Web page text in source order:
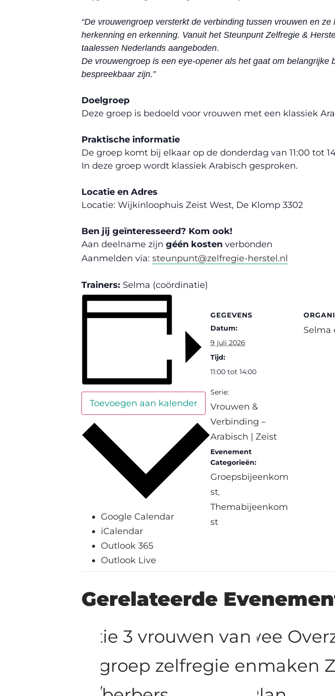
“De vrouwengroep versterkt de verbinding tussen vrouwen en
herkenning en erkenning. Vanuit het Steunpunt Zelfregie &
taalessen Nederlands aangeboden.
De vrouwengroep is een eye-opener als het gaat om
bespreekbaar zijn.”
Doelgroep
Deze groep is bedoeld voor vrouwen met een klassiek
Praktische informatie
De groep komt bij elkaar op de donderdag van 11:00 tot
In deze groep wordt klassiek Arabisch gesproken.
Locatie en Adres
Locatie: Wijkinloophuis Zeist West, De Klomp 3302
Ben jij geïnteresseerd? Kom ook!
Aan deelname zijn géén kosten verbonden
Aanmelden via: steunpunt@zelfregie-herstel.nl
Trainers: Selma (coördinatie)
Toevoegen aan kalender
Google Calendar
iCalendar
Outlook 365
Outlook Live
GEGEVENS
Datum:
9 juli 2026
Tijd:
11:00 tot 14:00
Serie:
Vrouwen &
Verbinding –
Arabisch | Zeist
Evenement
Categorieën:
Groepsbijeenkom
st,
Themabijeenkom
st
Selma
Gerelateerde